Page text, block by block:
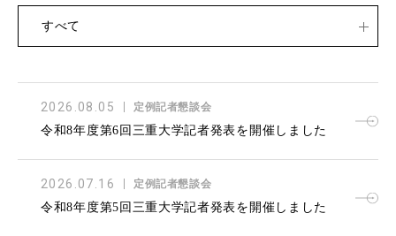
2026.08.05 定例記者懇談会
令和8年度第6回三重大学記者発表を開催しました
2026.07.16 定例記者懇談会
令和8年度第5回三重大学記者発表を開催しました
すべて